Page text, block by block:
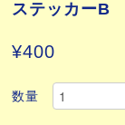
ステッカーB
¥400
数量